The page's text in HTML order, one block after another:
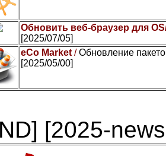
Обновить веб-браузер для
[2025/07/05]
eCo Market /Обновление
[2025/05/00]
[2025-